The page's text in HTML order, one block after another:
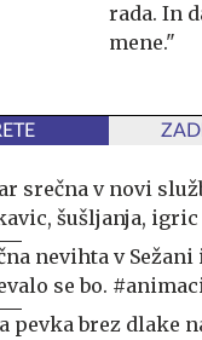
rada. In
mene."
srečna v novi
šušljanja,
nevihta v Sežani
se bo.
pevka brez dlake